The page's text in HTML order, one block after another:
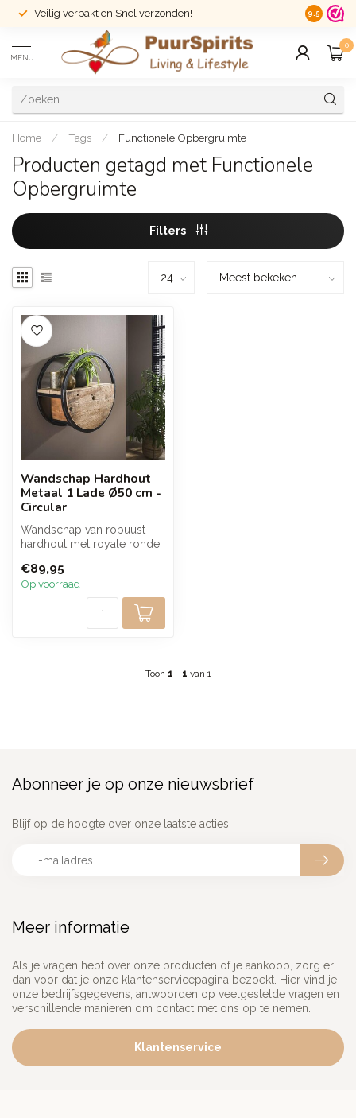
Veilig verpakt en Snel verzonden! 14 dagen
9.5
MENU
0
Home / Tags / Functionele Opbergruimte
Producten getagd met Functionele
Opbergruimte
Filters
Wandschap Hardhout
Metaal 1 Lade Ø50 cm -
Circular
Wandschap van robuust
hardhout met royale ronde
frame. De ...
€89,95
Op voorraad
Toon 1 - 1 van 1
Meer informatie
Als je vragen hebt over onze producten of je aankoop, zorg er
dan voor dat je onze klantenservicepagina bezoekt. Hier vind je
onze bedrijfsgegevens, antwoorden op veelgestelde vragen en
verschillende manieren om contact met ons op te nemen.
Klantenservice
Abonneer je op onze nieuwsbrief
Blijf op de hoogte over onze laatste acties